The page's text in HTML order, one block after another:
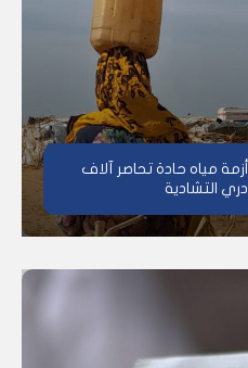
مياه حادة تحاصر آلاف
التشادية